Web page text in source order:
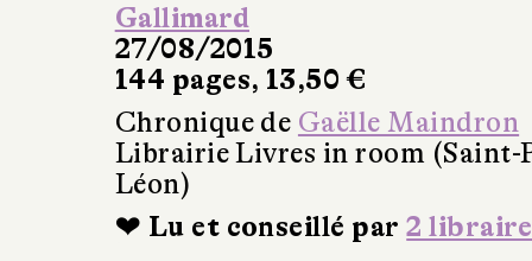
Gallimard
27/08/2015
144 pages, 13,50 €
Chronique de Gaëlle Maindron
Librairie Livres in room (Saint-
Léon)
❤ Lu et conseillé par2